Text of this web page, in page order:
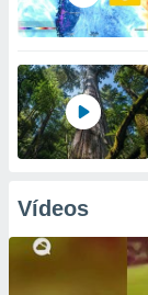
Vídeos